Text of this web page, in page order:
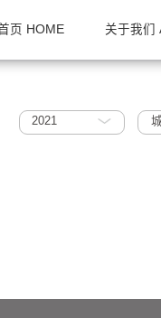
首页 HOME 关
2021